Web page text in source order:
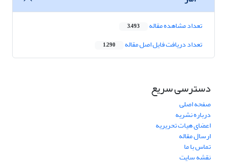
تعداد مشاهده مقاله 3,493
تعداد دریافت فایل اصل مقاله 1,290
دسترسی سریع
صفحه اصلی
درباره نشریه
اعضای هیات تحریریه
ارسال مقاله
تماس با ما
نقشه سایت